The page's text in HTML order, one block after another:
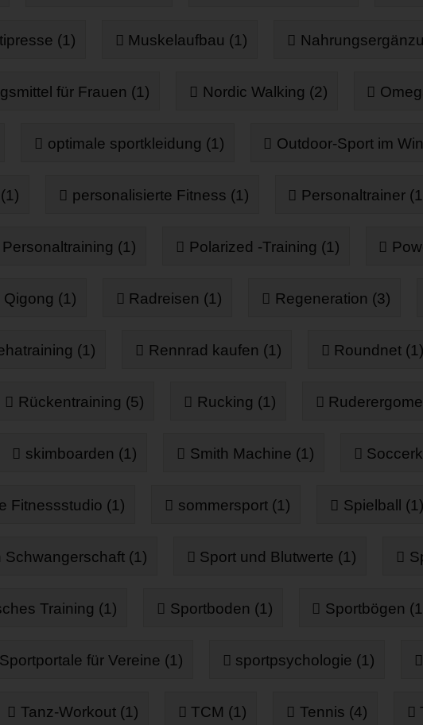
(1) Muskelaufbau (1)
für Frauen (1) Nordic Walking (2)
optimale sportkleidung (1) Outdoor-Sport im
personalisierte Fitness (1) Personaltrainer
(1) Polarized -Training (1)
Qigong (1) Radreisen (1) Regeneration (3)
(1) Rennrad kaufen (1) Roundnet (1)
Rückentraining (5) Rucking (1)
skimboarden (1) Smith Machine (1)
Fitnessstudio (1) sommersport (1) Spielball (1)
Schwangerschaft (1) Sport und Blutwerte (1)
Training (1) Sportboden (1) Sportbögen
Sportportale für Vereine (1) sportpsychologie (1)
Tanz-Workout (1) TCM (1) Tennis (4)